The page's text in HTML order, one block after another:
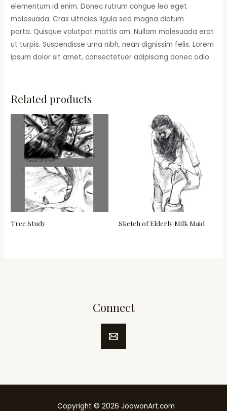
elementum id enim. Donec rutrum congue leo eget
malesuada. Cras ultricies ligula sed magna dictum
porta. Quisque volutpat mattis am. Nullam malesuada erat
ut turpis. Suspendisse urna nibh, nean dignissim felis. Lorem
ipsum dolor sit amet, consectetuer adipiscing donec odio.
Related products
Tree Study Sketch of Elderly Milk Maid
Connect
Copyright © 2026 JoowonArt.com